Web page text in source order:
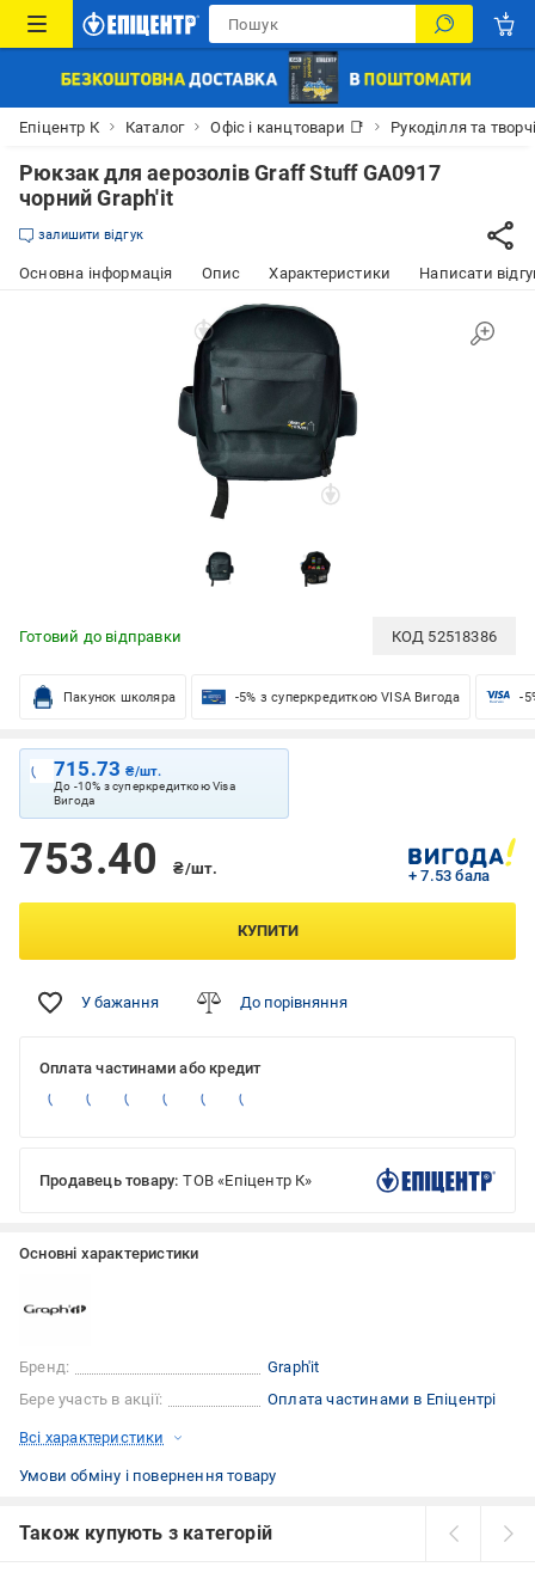
Епіцентр К Каталог Офіс і канцтовари 📑 Рукоділля та
Рюкзак для аерозолів Graff Stuff GA0917
чорний Graph'it
залишити відгук
Основна інформація Опис Характеристики Написати
Готовий до відправки КОД 52518386
Пакунок школяра -5% з суперкредиткою VISA Вигода -
715.73₴/шт.
До -10% з суперкредиткою Visa
Вигода
753.40 ₴/шт. + 7.53 бала
КУПИТИ
У бажання До порівняння
Оплата частинами або кредит
Продавець товару: ТОВ «Епіцентр К»
Основні характеристики
Бренд:
Graph'it
Бере участь в акції:
Оплата частинами в Епіцентрі
Всі характеристики
Умови обміну і повернення товару
Також купують з категорій